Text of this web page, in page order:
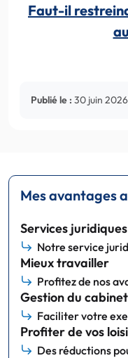
Faut-il
Publié le : 30 juin 2026
Mes avantages
Services juridiques
Notre service
Mieux travailler
Profitez de nos
Gestion du cabinet
Faciliter votre
Profiter de vos
Des réductions